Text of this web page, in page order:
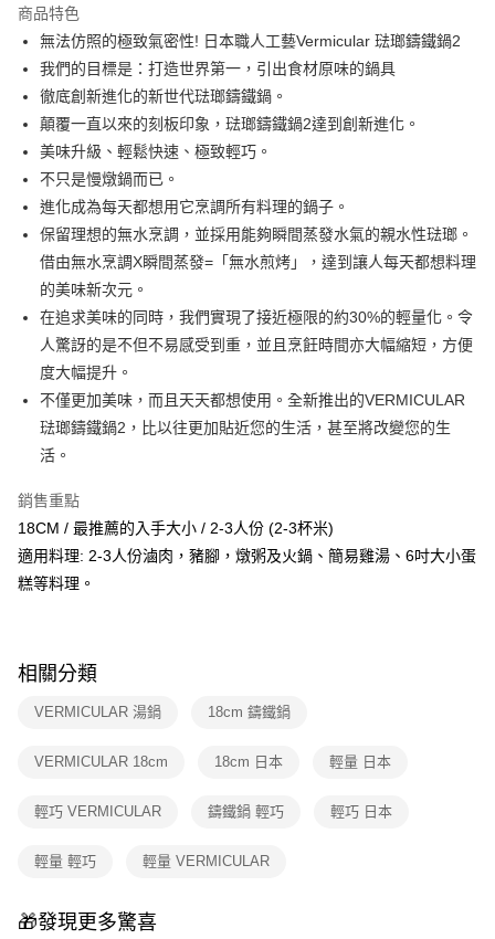
臺灣中小企業銀行
匯豐（台灣）商業銀行
華泰商業銀行
聯邦商業銀行
遠東國際商業銀行
元大商業銀行
永豐商業銀行
玉山商業銀行
星展（台灣）商業銀行
台灣樂天信用卡公司
上海商業儲蓄銀行
國泰世華商業銀行
兆豐國際商業銀行
匯豐（台灣）商業銀行
華泰商業銀行
聯邦商業銀行
遠東國際商業銀行
元大商業銀行
永豐商業銀行
玉山商業銀行
台新國際商業銀行
LINE Pay
Apple Pay
街口支付
Google Pay
ATM付款
運送方式
宅配
每筆NT$100，滿NT$999(含以上)免運費
付款後門市自取
免運費
商品特色
無法仿照的極致氣密性! 日本職人工藝Vermicular 琺瑯鑄鐵鍋2
我們的目標是：打造世界第一，引出食材原味的鍋具
徹底創新進化的新世代琺瑯鑄鐵鍋。
顛覆一直以來的刻板印象，琺瑯鑄鐵鍋2達到創新進化。
美味升級、輕鬆快速、極致輕巧。
不只是慢燉鍋而已。
進化成為每天都想用它烹調所有料理的鍋子。
保留理想的無水烹調，並採用能夠瞬間蒸發水氣的親水性琺瑯。
借由無水烹調X瞬間蒸發=「無水煎烤」，達到讓人每天都想料理
的美味新次元。
在追求美味的同時，我們實現了接近極限的約30%的輕量化。令
人驚訝的是不但不易感受到重，並且烹飪時間亦大幅縮短，方便
度大幅提升。
不僅更加美味，而且天天都想使用。全新推出的VERMICULAR
琺瑯鑄鐵鍋2，比以往更加貼近您的生活，甚至將改變您的生
活。
銷售重點
18CM / 最推薦的入手大小 / 2-3人份 (2-3杯米)
適用料理: 2-3人份滷肉，豬腳，燉粥及火鍋、簡易雞湯、6吋大小蛋
糕等料理。
相關分類
VERMICULAR 湯鍋 18cm 鑄鐵鍋
VERMICULAR 18cm 18cm 日本 輕量 日本
輕巧 VERMICULAR 鑄鐵鍋 輕巧 輕巧 日本
輕量 輕巧 輕量 VERMICULAR
🎁發現更多驚喜